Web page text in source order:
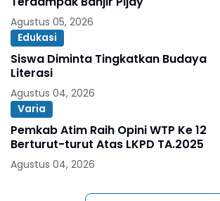
Agustus 05, 2026
Edukasi
Siswa Diminta Tingkatkan Budaya
Literasi
Agustus 04, 2026
Varia
Pemkab Atim Raih Opini WTP Ke 12
Berturut-turut Atas LKPD TA.2025
Agustus 04, 2026